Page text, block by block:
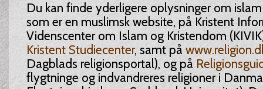
Du kan finde yderligere oplysninger om
som er en muslimsk website, på Kristent
Videnscenter om Islam og Kristendom
Kristent Studiecenter, samt på
Dagblads religionsportal), og på
flygtninge og indvandreres religioner i